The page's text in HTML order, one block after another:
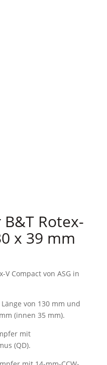
Rotex-
x 39 mm
V Compact von ASG in
von 130 mm und
(innen 35 mm).
mit
(QD).